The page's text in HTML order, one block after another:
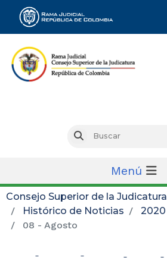
Buscar
Menú
Consejo Superior de la Judicatura
Histórico de Noticias
2020
08 - Agosto